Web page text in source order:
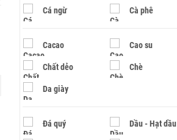
Cá ngừ Cà phê
Cacao Cao su
Chất dẻo Chè
Da giày
Đá quý Dầu - Hạt dầu